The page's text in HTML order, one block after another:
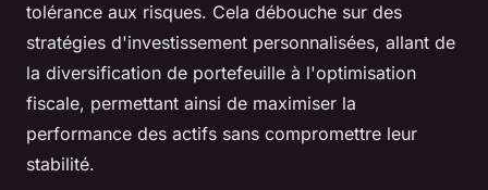
tolérance aux risques. Cela débouche sur des
stratégies d'investissement personnalisées, allant de
la diversification de portefeuille à l'optimisation
fiscale, permettant ainsi de maximiser la
performance des actifs sans compromettre leur
stabilité.